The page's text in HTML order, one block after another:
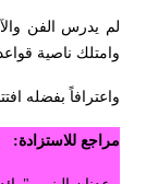
لم يدرس الفن
وامتلك ناصية
واعترافاً بفضله افتتحت في 2011/3/10 قاعة باسم شفيق الإمام
مراجع للاستزادة: